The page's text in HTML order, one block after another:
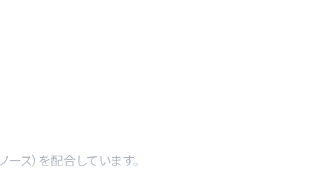
ス）を配合しています。